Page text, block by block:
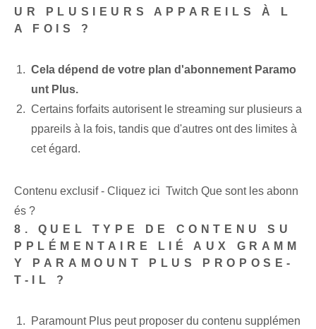
UR PLUSIEURS APPAREILS À L
A FOIS ?
Cela dépend de votre plan d'abonnement Paramo
unt Plus.
Certains forfaits autorisent le streaming sur plusieurs a
ppareils à la fois, tandis que d'autres ont des limites à
cet égard.
Contenu exclusif - Cliquez ici Twitch Que sont les abonn
és ?
8. QUEL TYPE DE CONTENU SU
PPLÉMENTAIRE LIÉ AUX GRAMM
Y PARAMOUNT PLUS PROPOSE-
T-IL ?
Paramount Plus peut proposer du contenu supplémen